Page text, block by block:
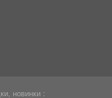
новинки :